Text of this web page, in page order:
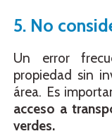
5. No
Un error
propiedad sin
área. Es
acceso a
verdes.